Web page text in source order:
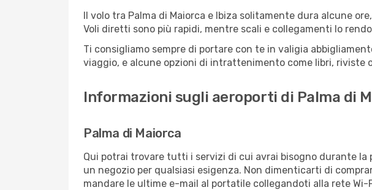
Il volo tra Palma di Maiorca e Ibiza solitamente dura alcune
Voli diretti sono più rapidi, mentre scali e collegamenti lo
Ti consigliamo sempre di portare con te in valigia
viaggio, e alcune opzioni di intrattenimento come libri, riviste
Informazioni sugli aeroporti di Palma di
Palma di Maiorca
Qui potrai trovare tutti i servizi di cui avrai bisogno durante la
un negozio per qualsiasi esigenza. Non dimenticarti di
mandare le ultime e-mail al portatile collegandoti alla rete